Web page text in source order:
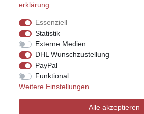
erklärung
Essenziell
Statistik
Externe Medien
DHL Wunschzustellung
PayPal
Funktional
Weitere Einstellungen
Alle akzeptieren